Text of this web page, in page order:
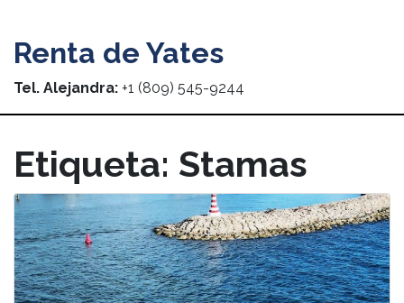
Renta de Yates
Tel. Alejandra: +1 (809) 545-9244
Etiqueta: Stamas